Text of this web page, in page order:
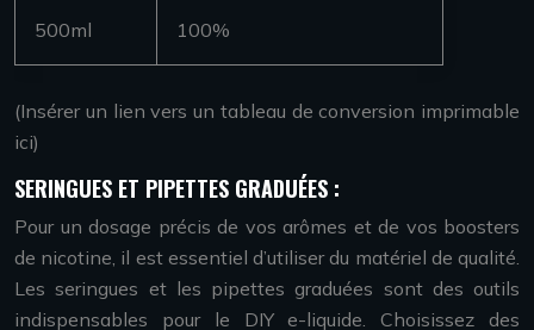
500ml 100%
(Insérer un lien vers un tableau de conversion imprimable
ici)
SERINGUES ET PIPETTES GRADUÉES :
Pour un dosage précis de vos arômes et de vos boosters
de nicotine, il est essentiel d’utiliser du matériel de qualité.
Les seringues et les pipettes graduées sont des outils
indispensables pour le DIY e-liquide. Choisissez des